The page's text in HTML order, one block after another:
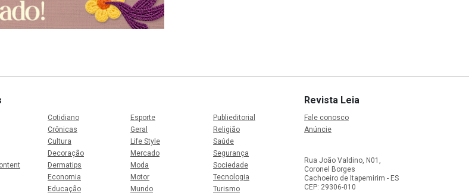
Cotidiano
Crônicas
Cultura
Decoração
Dermatips
Economia
Educação
Esporte
Geral
Life Style
Mercado
Moda
Motor
Mundo
Publieditorial
Religião
Saúde
Segurança
Sociedade
Tecnologia
Turismo
Revista Leia
Fale conosco
Anúncie
Rua João Valdino, N01,
Coronel Borges
Cachoeiro de Itapemirim - ES
CEP: 29306-010